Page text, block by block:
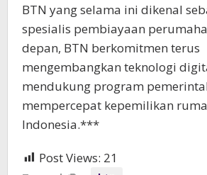
BTN yang selama ini dikenal
spesialis pembiayaan
depan, BTN berkomitmen terus
mengembangkan teknologi
mendukung program
mempercepat kepemilikan
Indonesia.***
Post Views: 21